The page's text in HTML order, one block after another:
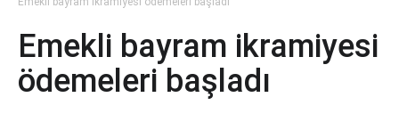
Emekli bayram ikramiyesi
ödemeleri başladı